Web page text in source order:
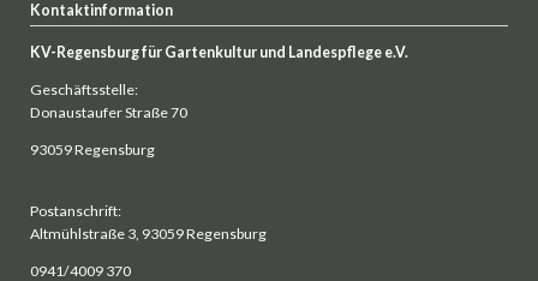
Kontaktinformation
KV-Regensburg für Gartenkultur und Landespflege e.V.
Geschäftsstelle:
Donaustaufer Straße 70
93059 Regensburg
Postanschrift:
Altmühlstraße 3, 93059 Regensburg
0941/4009 370